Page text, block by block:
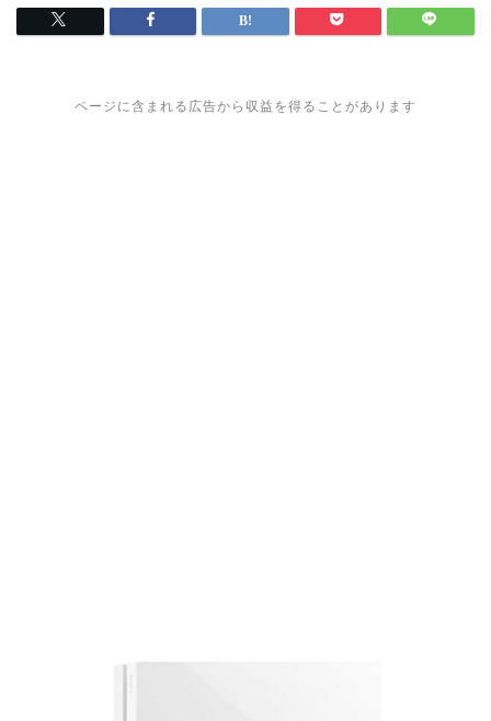
ページに含まれる広告から収益を得ることがあります